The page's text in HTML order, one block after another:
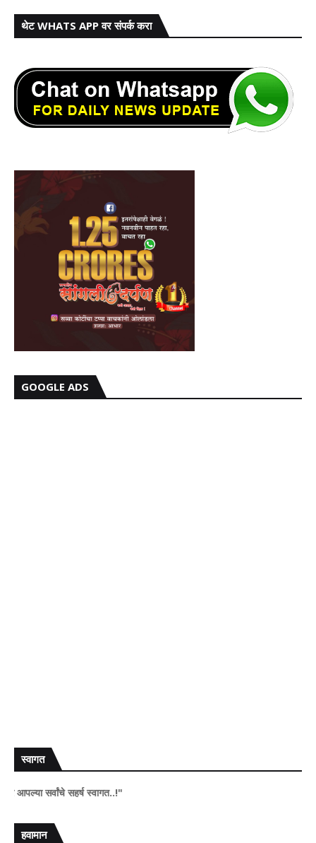
थेट WHATS APP वर संपर्क करा
GOOGLE ADS
स्वागत
सहर्ष स्वागत..!"
हवामान